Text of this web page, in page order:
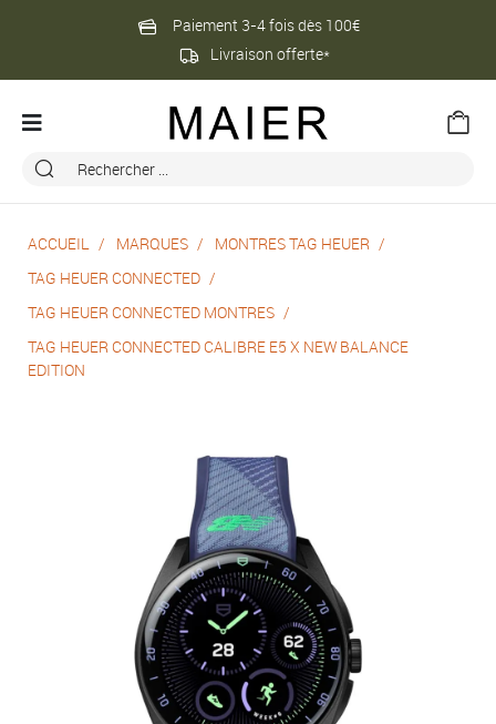
Paiement 3-4 fois dès 100€
Livraison offerte*
ACCUEIL MARQUES
MONTRES TAG HEUER
TAG HEUER CONNECTED
TAG HEUER CONNECTED MONTRES
TAG HEUER CONNECTED CALIBRE E5 X NEW BALANCE
EDITION